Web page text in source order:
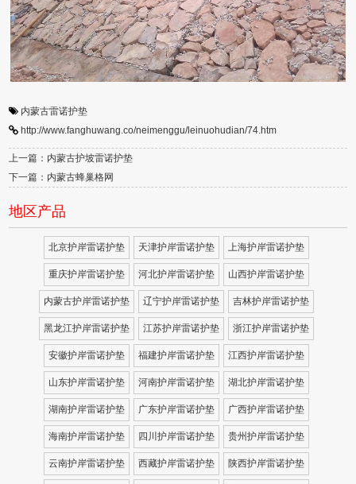
内蒙古雷诺护垫
http://www.fanghuwang.co/neimenggu/leinuohudian/74.htm
上一篇：内蒙古护坡雷诺护垫
下一篇：内蒙古蜂巢格网
地区产品
北京护岸雷诺护垫 天津护岸雷诺护垫 上海护岸雷诺护垫
重庆护岸雷诺护垫 河北护岸雷诺护垫 山西护岸雷诺护垫
内蒙古护岸雷诺护垫 辽宁护岸雷诺护垫 吉林护岸雷诺护垫
黑龙江护岸雷诺护垫 江苏护岸雷诺护垫 浙江护岸雷诺护垫
安徽护岸雷诺护垫 福建护岸雷诺护垫 江西护岸雷诺护垫
山东护岸雷诺护垫 河南护岸雷诺护垫 湖北护岸雷诺护垫
湖南护岸雷诺护垫 广东护岸雷诺护垫 广西护岸雷诺护垫
海南护岸雷诺护垫 四川护岸雷诺护垫 贵州护岸雷诺护垫
云南护岸雷诺护垫 西藏护岸雷诺护垫 陕西护岸雷诺护垫